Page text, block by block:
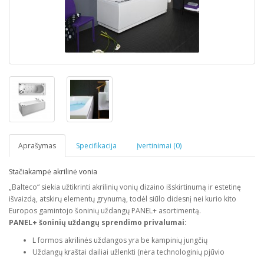
Aprašymas Specifikacija Įvertinimai (0)
Stačiakampė akrilinė vonia
„Balteco“ siekia užtikrinti akrilinių vonių dizaino išskirtinumą ir estetinę
išvaizdą, atskirų elementų grynumą, todėl siūlo didesnį nei kurio kito
Europos gamintojo šoninių uždangų PANEL+ asortimentą.
PANEL+ šoninių uždangų sprendimo privalumai:
L formos akrilinės uždangos yra be kampinių jungčių
Uždangų kraštai dailiai užlenkti (nėra technologinių pjūvio